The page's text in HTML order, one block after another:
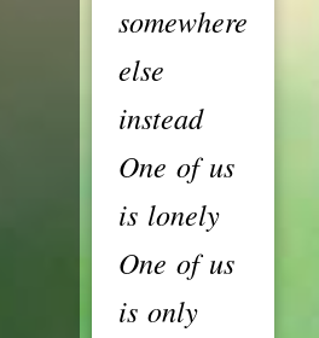
somewhere
else
instead
One of us
is lonely
One of us
is only